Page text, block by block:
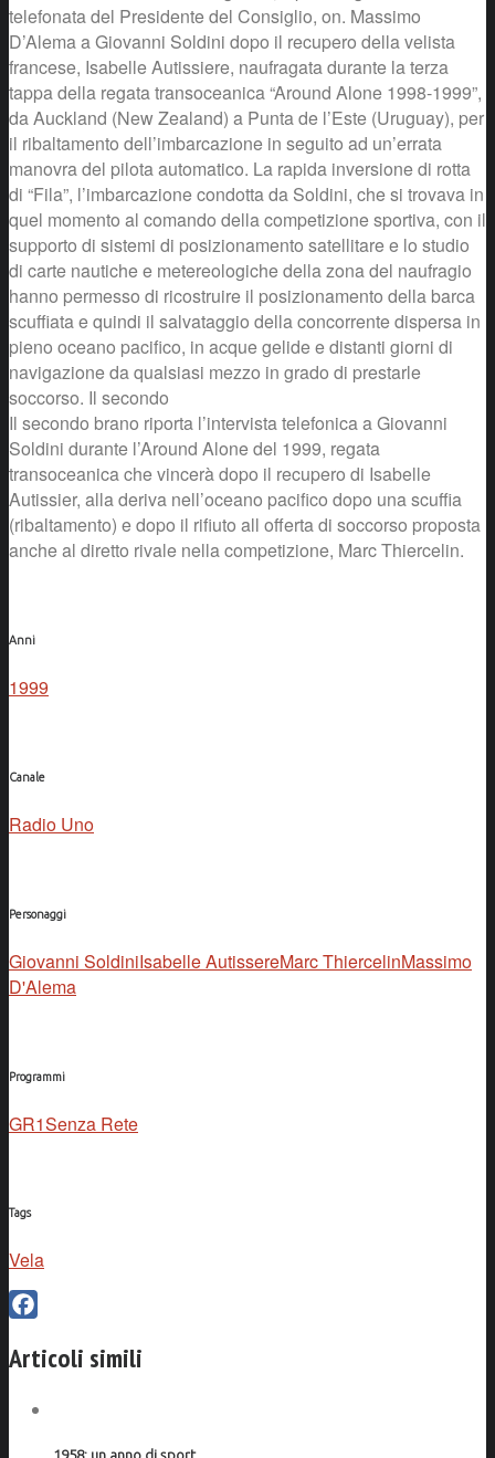
telefonata del Presidente del Consiglio, on. Massimo
D’Alema a Giovanni Soldini dopo il recupero della velista
francese, Isabelle Autissiere, naufragata durante la terza
tappa della regata transoceanica “Around Alone 1998-1999”,
da Auckland (New Zealand) a Punta de l’Este (Uruguay), per
il ribaltamento dell’imbarcazione in seguito ad un’errata
manovra del pilota automatico. La rapida inversione di rotta
di “Fila”, l’imbarcazione condotta da Soldini, che si trovava in
quel momento al comando della competizione sportiva, con il
supporto di sistemi di posizionamento satellitare e lo studio
di carte nautiche e metereologiche della zona del naufragio
hanno permesso di ricostruire il posizionamento della barca
scuffiata e quindi il salvataggio della concorrente dispersa in
pieno oceano pacifico, in acque gelide e distanti giorni di
navigazione da qualsiasi mezzo in grado di prestarle
soccorso. Il secondo
Il secondo brano riporta l’intervista telefonica a Giovanni
Soldini durante l’Around Alone del 1999, regata
transoceanica che vincerà dopo il recupero di Isabelle
Autissier, alla deriva nell’oceano pacifico dopo una scuffia
(ribaltamento) e dopo il rifiuto all offerta di soccorso proposta
anche al diretto rivale nella competizione, Marc Thiercelin.
Anni
1999
Canale
Radio Uno
Personaggi
Giovanni SoldiniIsabelle AutissereMarc ThiercelinMassimo
D'Alema
Programmi
GR1Senza Rete
Tags
Vela
Articoli simili